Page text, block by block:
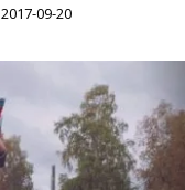
2017-09-20